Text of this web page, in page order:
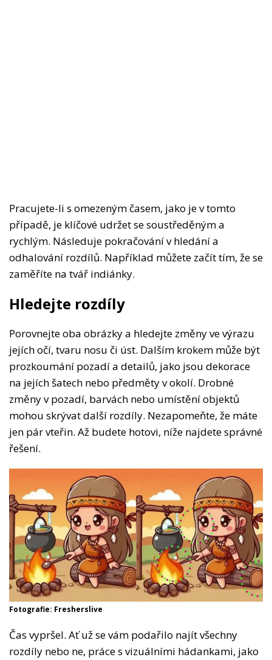
Pracujete-li s omezeným časem, jako je v tomto
případě, je klíčové udržet se soustředěným a
rychlým. Následuje pokračování v hledání a
odhalování rozdílů. Například můžete začít tím, že se
zaměříte na tvář indiánky.
Hledejte rozdíly
Porovnejte oba obrázky a hledejte změny ve výrazu
jejích očí, tvaru nosu či úst. Dalším krokem může být
prozkoumání pozadí a detailů, jako jsou dekorace
na jejích šatech nebo předměty v okolí. Drobné
změny v pozadí, barvách nebo umístění objektů
mohou skrývat další rozdíly. Nezapomeňte, že máte
jen pár vteřin. Až budete hotovi, níže najdete správné
řešení.
Fotografie: Fresherslive
Čas vypršel. Ať už se vám podařilo najít všechny
rozdíly nebo ne, práce s vizuálními hádankami, jako